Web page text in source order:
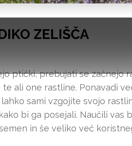
ZELIŠČA
ptički, prebujati se začnejo
ali one rastline. Ponavadi
sami vzgojite svojo
bi ga posejali. Naučili
in še veliko več